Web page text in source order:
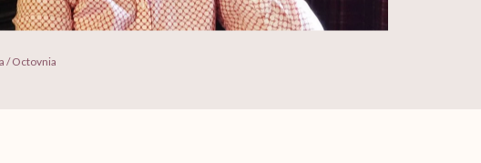
/ Octovnia